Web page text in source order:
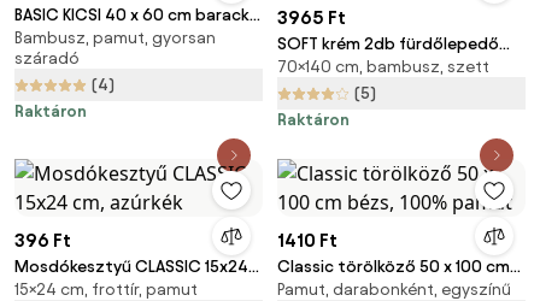
BASIC KICSI 40 x 60 cm barack
törölköző
Bambusz, pamut, gyorsan
száradó
(4)
Raktáron
3965 Ft
SOFT krém 2db fürdőlepedő
70x140 cm, 100% pamut
70×140 cm, bambusz, szett
(5)
Raktáron
396 Ft
Mosdókesztyű CLASSIC 15x24
cm, azúrkék
15×24 cm, frottír, pamut
1410 Ft
Classic törölköző 50 x 100 cm
bézs, 100% pamut
Pamut, darabonként, egyszínű